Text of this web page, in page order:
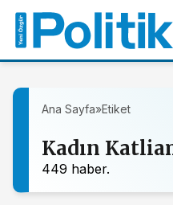
Ana Sayfa»Etiket
Kadın
449 haber.